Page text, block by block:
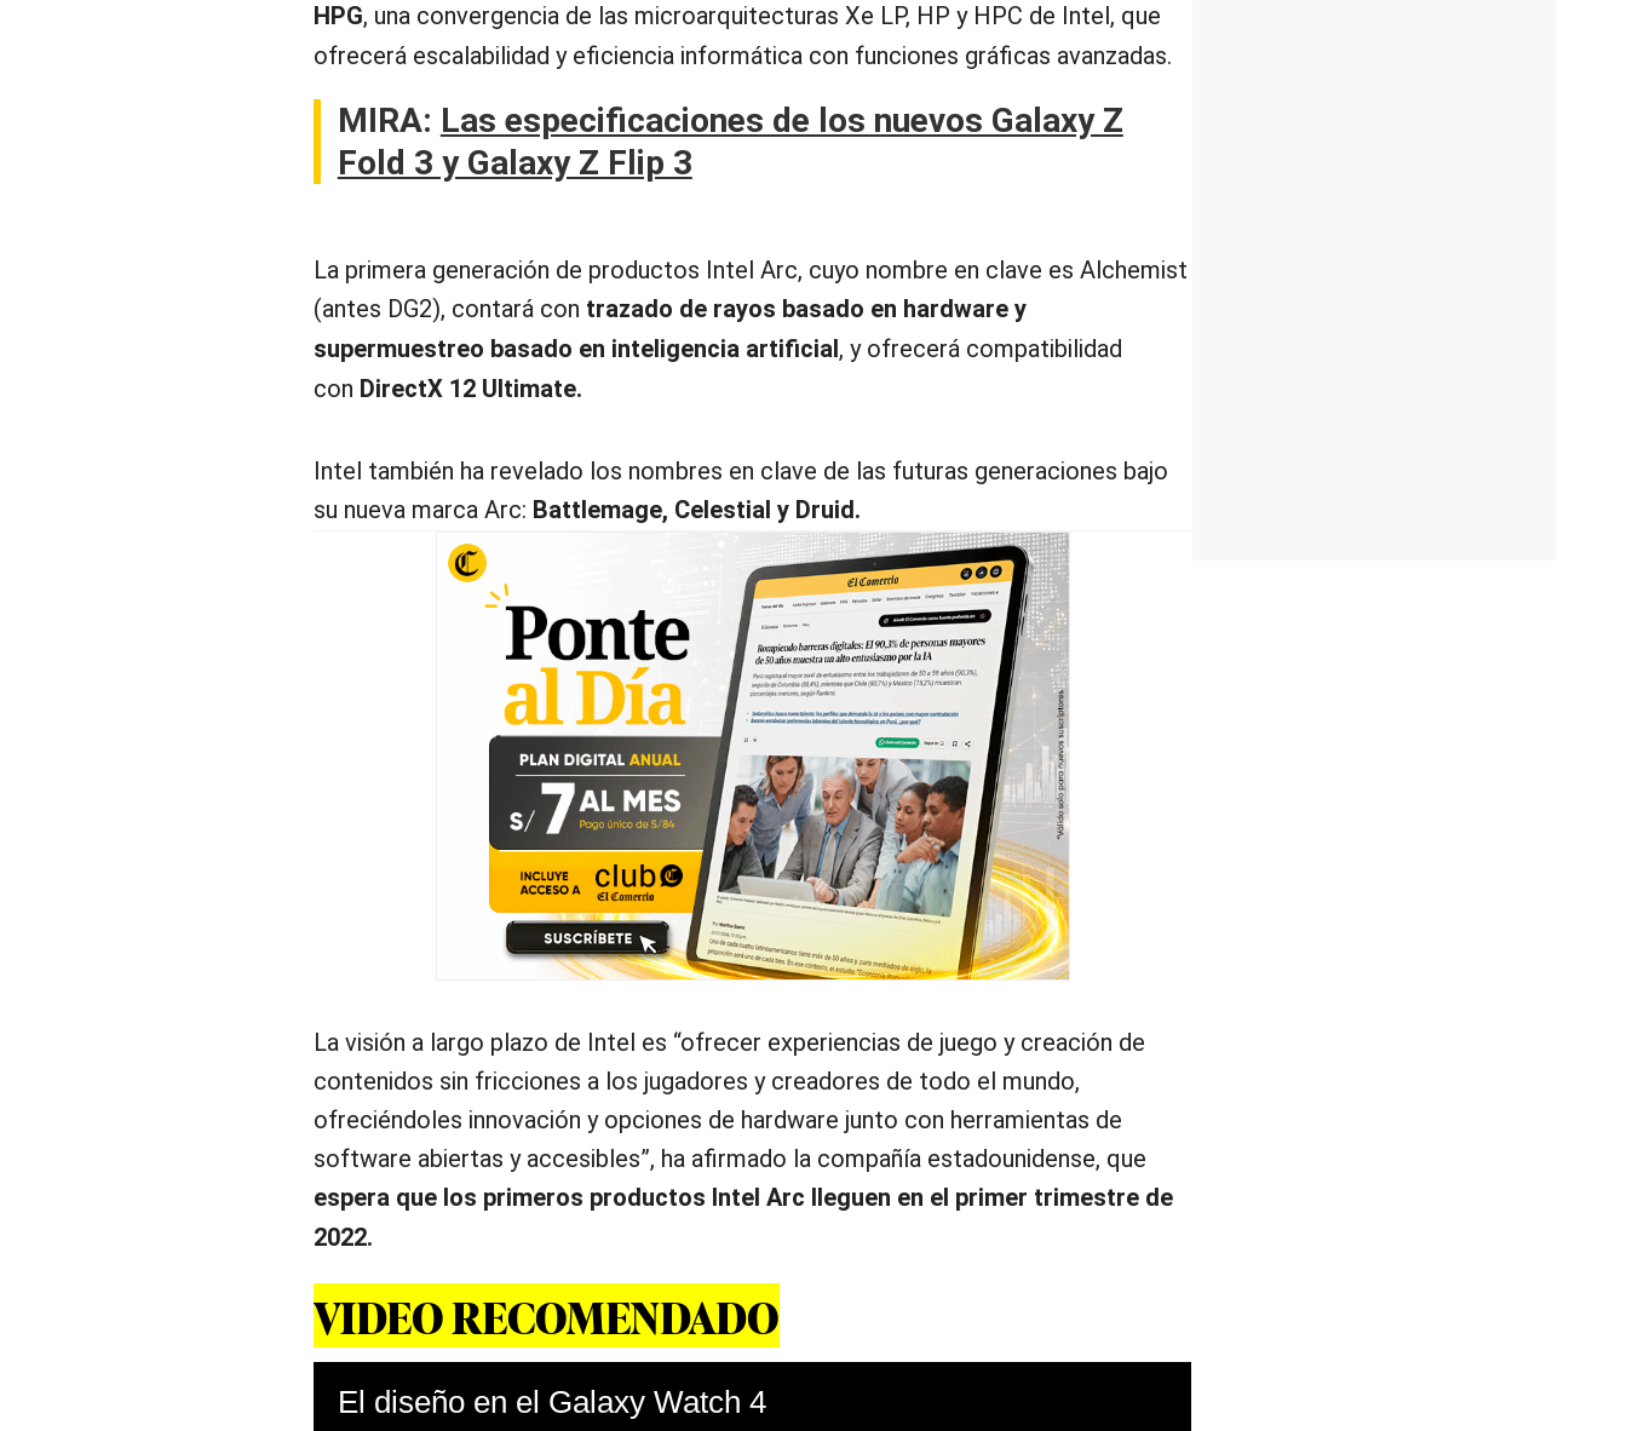
HPG, una convergencia de las microarquitecturas Xe LP, HP y HPC de Intel, que
ofrecerá escalabilidad y eficiencia informática con funciones gráficas avanzadas.
MIRA: Las especificaciones de los nuevos Galaxy Z
Fold 3 y Galaxy Z Flip 3
La primera generación de productos Intel Arc, cuyo nombre en clave es Alchemist
(antes DG2), contará con trazado de rayos basado en hardware y
supermuestreo basado en inteligencia artificial, y ofrecerá compatibilidad
con DirectX 12 Ultimate.
Intel también ha revelado los nombres en clave de las futuras generaciones bajo
su nueva marca Arc: Battlemage, Celestial y Druid.
La visión a largo plazo de Intel es “ofrecer experiencias de juego y creación de
contenidos sin fricciones a los jugadores y creadores de todo el mundo,
ofreciéndoles innovación y opciones de hardware junto con herramientas de
software abiertas y accesibles”, ha afirmado la compañía estadounidense, que
espera que los primeros productos Intel Arc lleguen en el primer trimestre de
2022.
VIDEO RECOMENDADO
El diseño en el Galaxy Watch 4